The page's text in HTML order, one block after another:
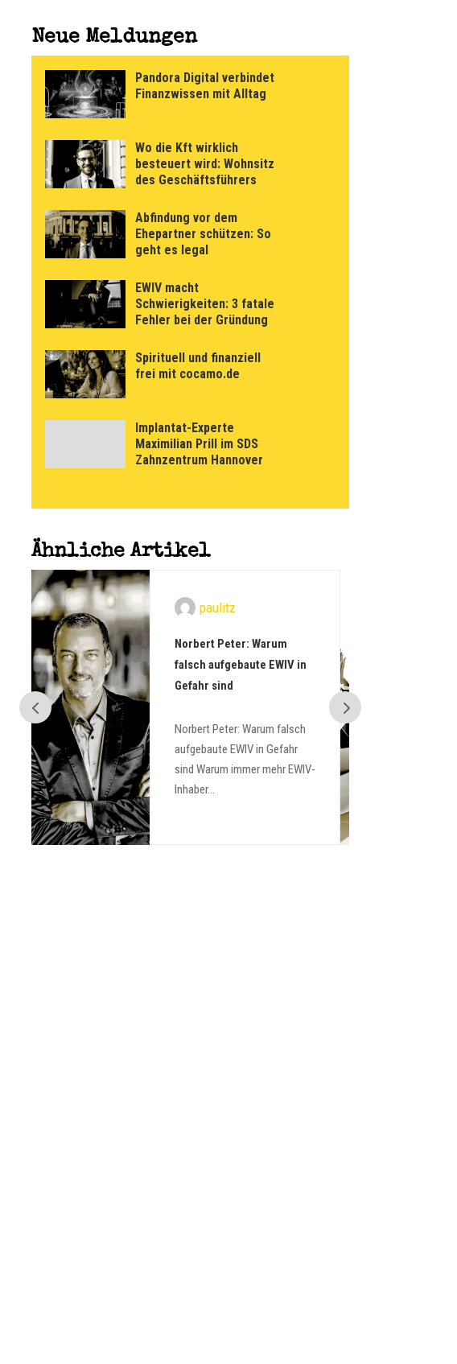
Neue Meldungen
Pandora Digital verbindet
Finanzwissen mit Alltag
Wo die Kft wirklich
besteuert wird: Wohnsitz
des Geschäftsführers
Abfindung vor dem
Ehepartner schützen: So
geht es legal
EWIV macht
Schwierigkeiten: 3 fatale
Fehler bei der Gründung
Spirituell und finanziell
frei mit cocamo.de
Implantat-Experte
Maximilian Prill im SDS
Zahnzentrum Hannover
Ähnliche Artikel
paulitz
Warum deutsche Gründer
in Ungarn oft scheitern
Ungarn oft scheitern Firma in
Ungarn gründen als Deutscher
– Warum die...